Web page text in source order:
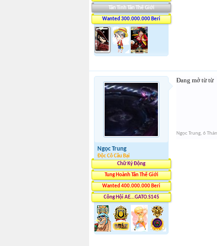
Tân Tinh Tân Thế Giới
Wanted 300.000.000 Beri
Ngọc Trung
Độc Cô Cầu Bại
Chữ Ký Động
Tung Hoành Tân Thế Giới
Wanted 400.000.000 Beri
Công Hội AE...GATO.S145
Đang mở từ từ
Ngọc Trung, 6